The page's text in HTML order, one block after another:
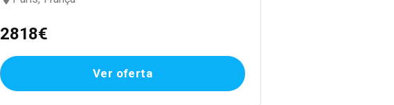
2818€
Ver oferta